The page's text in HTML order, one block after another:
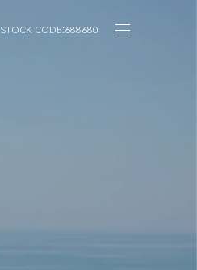
STOCK CODE:688680